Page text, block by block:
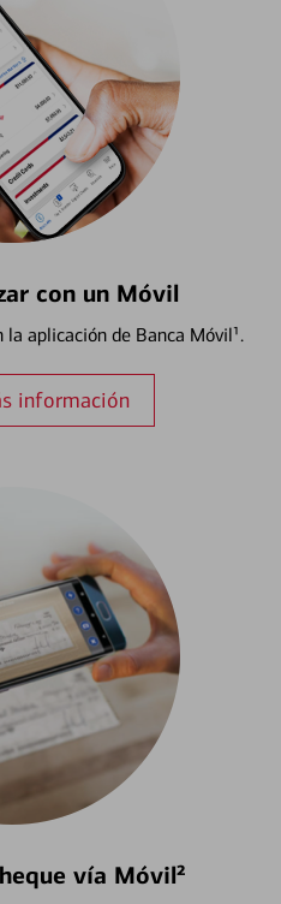
con un Móvil
aplicación de Banca Móvil¹.
información
vía Móvil²